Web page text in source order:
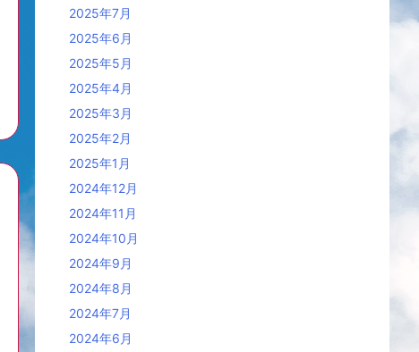
2025年7月
2025年6月
2025年5月
2025年4月
2025年3月
2025年2月
2025年1月
2024年12月
2024年11月
2024年10月
2024年9月
2024年8月
2024年7月
2024年6月